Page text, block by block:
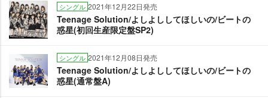
シングル 2021年12月22日発売
Teenage Solution/よしよししてほしいの/ビートの
惑星(初回生産限定盤SP2)
シングル 2021年12月08日発売
Teenage Solution/よしよししてほしいの/ビートの
惑星(通常盤A)